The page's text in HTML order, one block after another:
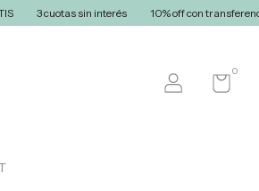
interés 10% off con transferencia ENVÍO
0